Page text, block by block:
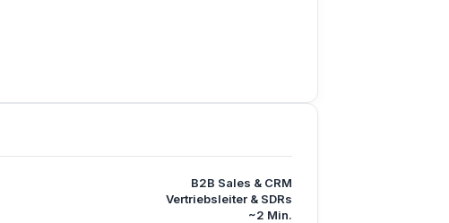
B2B Sales & CRM
Vertriebsleiter & SDRs
~2 Min.